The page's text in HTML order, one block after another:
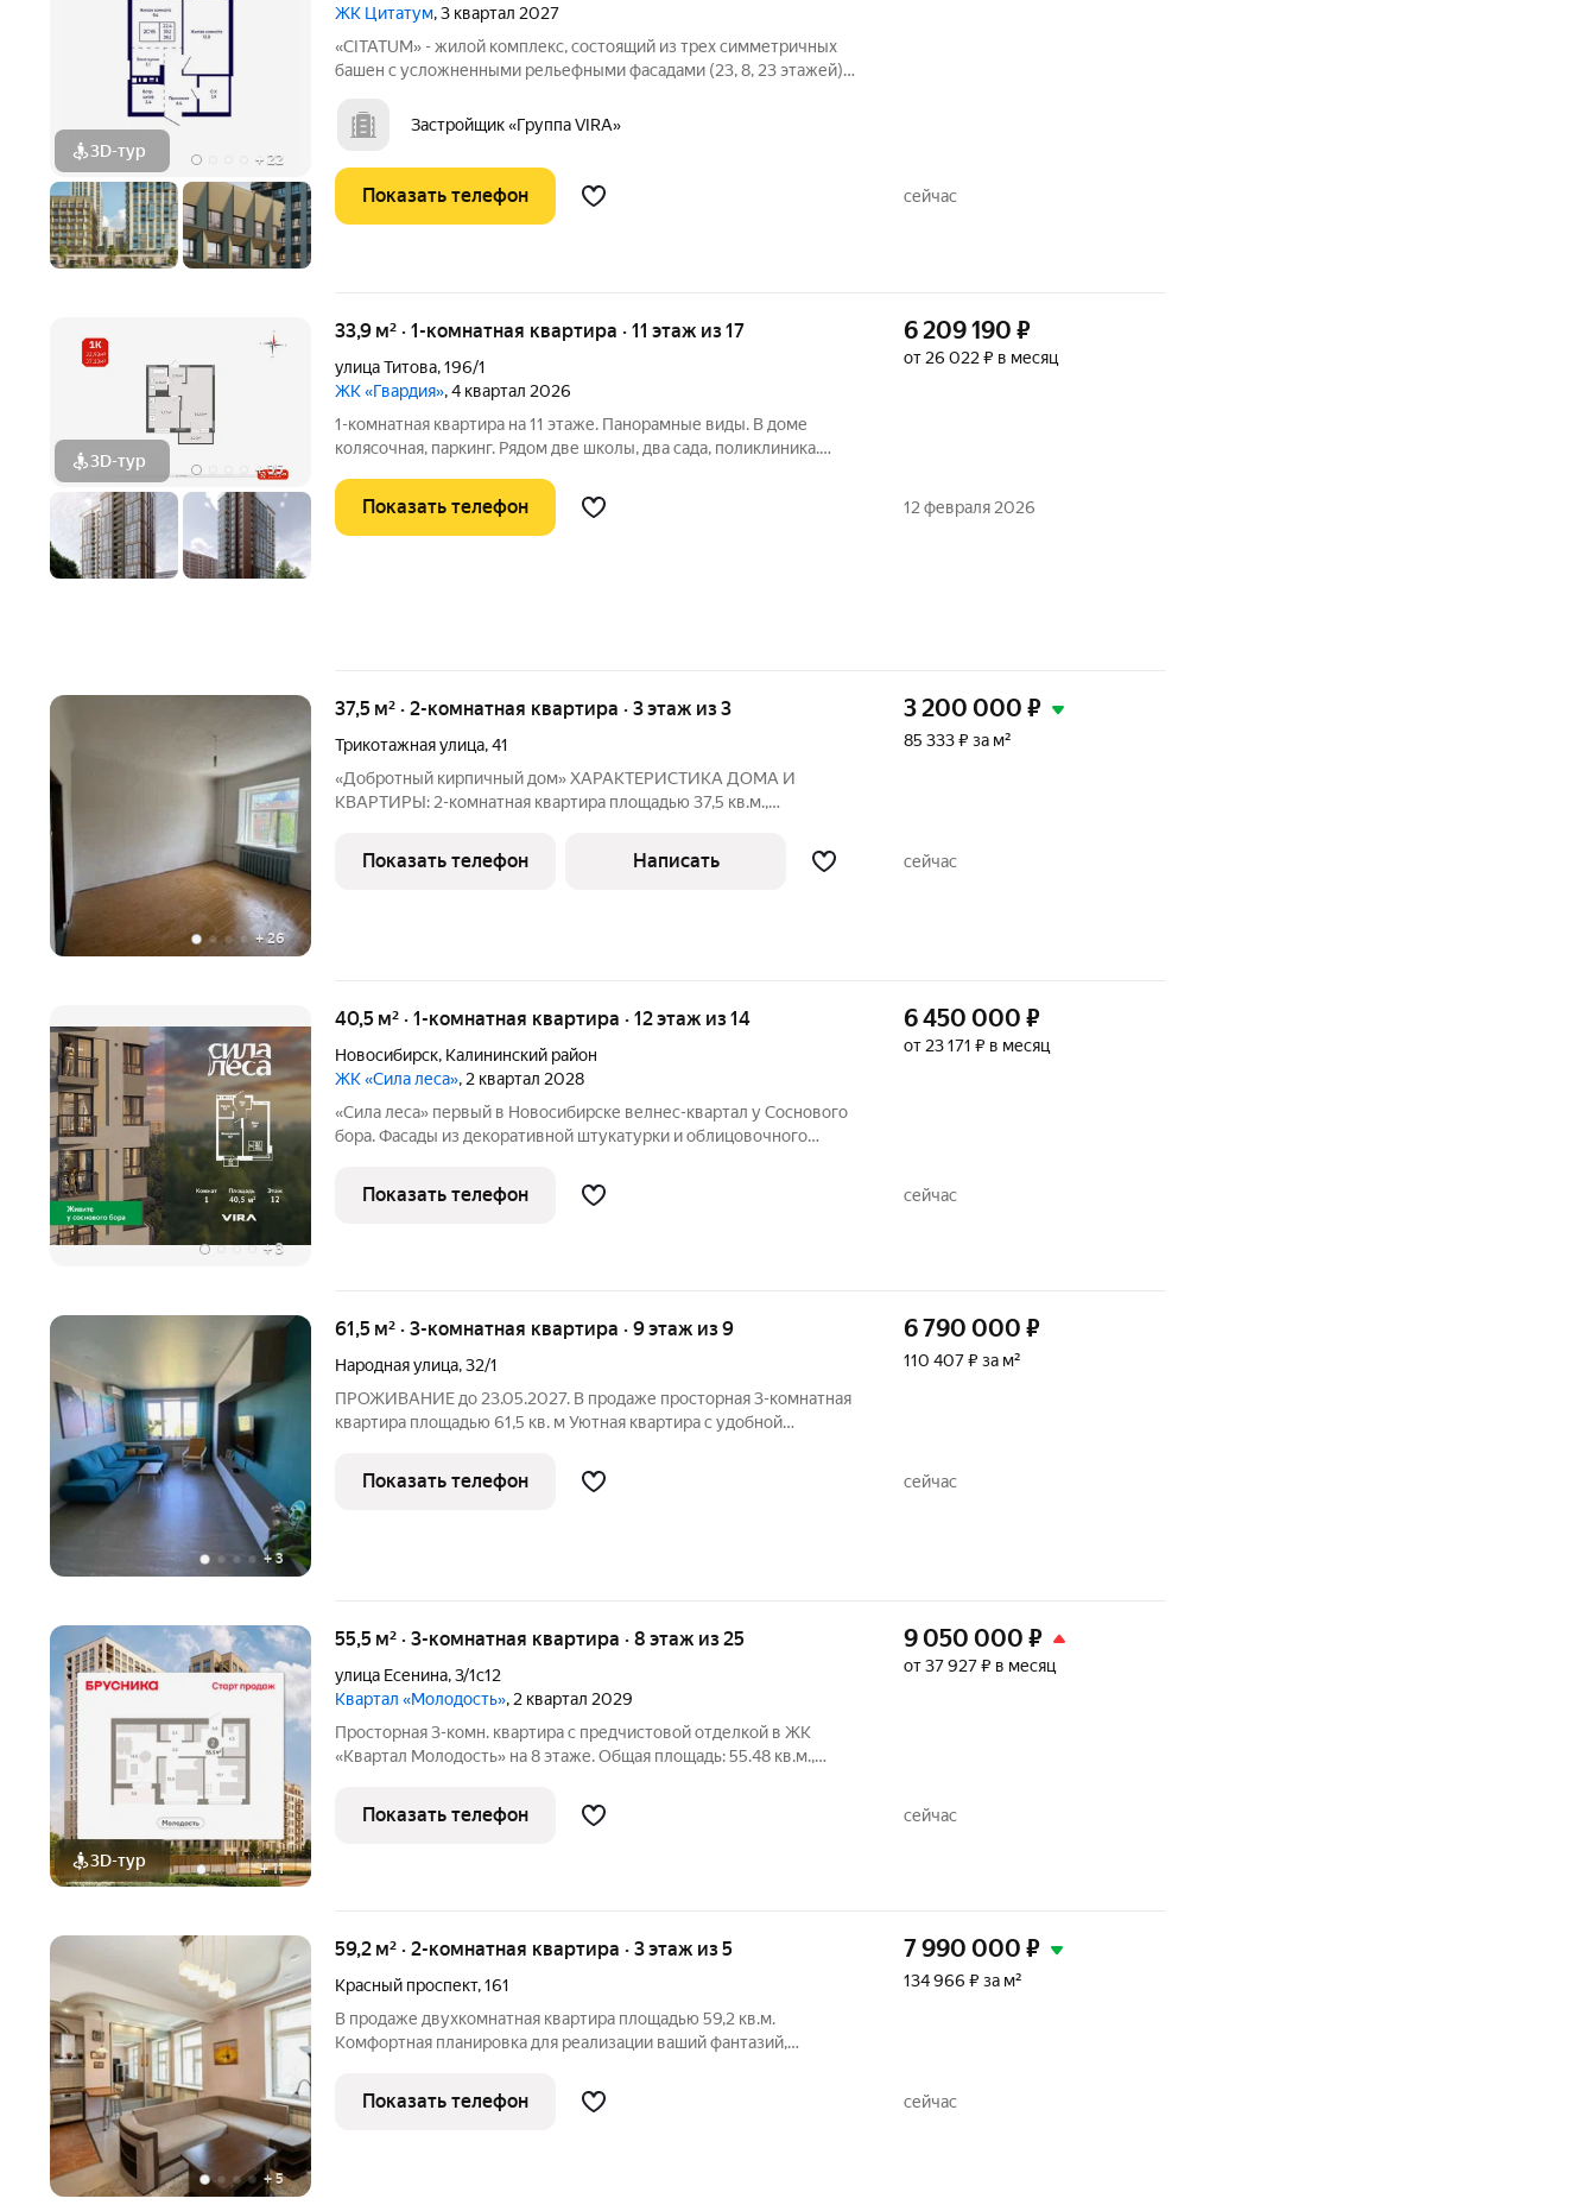
3D-тур + 22
ЖК Цитатум, 3 квартал 2027
«CITATUM» - жилой комплекс, состоящий из трех симметричных
башен с усложненными рельефными фасадами (23, 8, 23 этажей),
просторное дизайнерское лобби с консьержем и мягкой зоной
ожидания.
Застройщик «Группа VIRA»
Показать телефон сейчас
3D-тур +35
33,9 м² · 1-комнатная квартира · 11 этаж из 17
улица Титова,196/1
ЖК «Гвардия», 4 квартал 2026
1-комнатная квартира на 11 этаже. Панорамные виды. В доме
колясочная, паркинг. Рядом две школы, два сада, поликлиника.
застройщика. Выгодная цена.
6 209 190 ₽
от 26 022 ₽ в месяц
Показать телефон 12 февраля 2026
+26
37,5 м² · 2-комнатная квартира · 3 этаж из 3
Трикотажная улица,41
«Добротный кирпичный дом» ХАРАКТЕРИСТИКА ДОМА И
КВАРТИРЫ: 2-комнатная квартира площадью 37,5 кв.м.,
отсутствие шума с улицы Дом - 1950 г постройки: толстые
кирпичные стены (хорошая тепло- и
3 200 000 ₽
85 333 ₽ за м²
Показать телефон Написать сейчас
+3
40,5 м² · 1-комнатная квартира · 12 этаж из 14
Новосибирск, Калининский район
ЖК «Сила леса», 2 квартал 2028
«Сила леса» первый в Новосибирске велнес-квартал у Соснового
бора. Фасады из декоративной штукатурки и облицовочного
природой. Панорамное остекление и богатая инфраструктура
создают новый стандарт
6 450 000 ₽
от 23 171 ₽ в месяц
Показать телефон сейчас
+3
61,5 м² · 3-комнатная квартира · 9 этаж из 9
Народная улица,32/1
ПРОЖИВАНИЕ до 23.05.2027. В продаже просторная 3-комнатная
квартира площадью 61,5 кв. м Уютная квартира с удобной
санузел отличный вариант для семьи с детьми. В квартире
выполнен
6 790 000 ₽
110 407 ₽ за м²
Показать телефон сейчас
3D-тур +11
55,5 м² · 3-комнатная квартира · 8 этаж из 25
улица Есенина,3/1с12
Квартал «Молодость», 2 квартал 2029
Просторная 3-комн. квартира с предчистовой отделкой в ЖК
«Квартал Молодость» на 8 этаже. Общая площадь: 55.48 кв.м.,
Высота потолков 2.7 м. Квартира с кухней-гостиной и двумя
спальнями в
9 050 000 ₽
от 37 927 ₽ в месяц
Показать телефон сейчас
+5
59,2 м² · 2-комнатная квартира · 3 этаж из 5
Красный проспект,161
В продаже двухкомнатная квартира площадью 59,2 кв.м.
Комфортная планировка для реализации ваший фантазий,
оснащена косметическим ремонтом, что позволяет новым
владельцам сразу заселиться или
7 990 000 ₽
134 966 ₽ за м²
Показать телефон сейчас